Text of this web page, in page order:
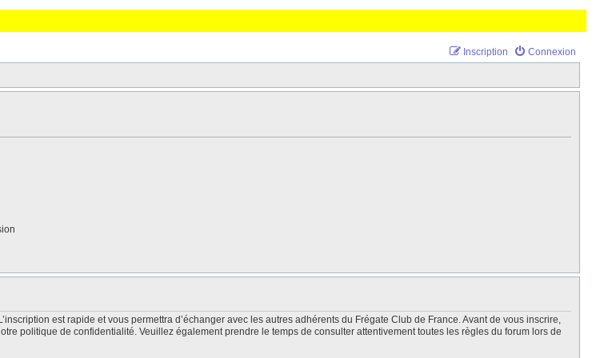
Connexion
Inscription
est rapide et vous permettra d’échanger avec les autres adhérents du Frégate Club de France. Avant de vous inscrire,
politique de confidentialité. Veuillez également prendre le temps de consulter attentivement toutes les règles du forum lors de